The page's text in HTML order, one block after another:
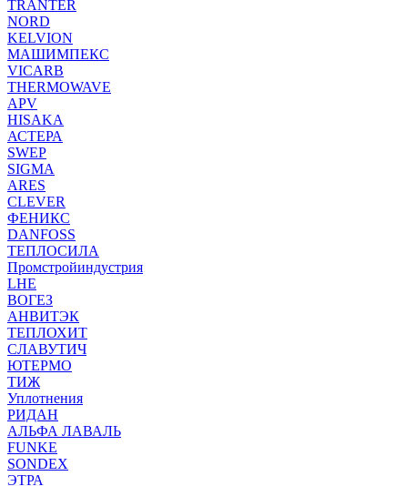
TRANTER
NORD
KELVION
МАШИМПЕКС
VICARB
THERMOWAVE
APV
HISAKA
АСТЕРА
SWEP
SIGMA
ARES
CLEVER
ФЕНИКС
DANFOSS
ТЕПЛОСИЛА
Промстройиндустрия
LHE
ВОГЕЗ
АНВИТЭК
ТЕПЛОХИТ
СЛАВУТИЧ
ЮТЕРМО
ТИЖ
Уплотнения
РИДАН
АЛЬФА ЛАВАЛЬ
FUNKE
SONDEX
ЭТРА